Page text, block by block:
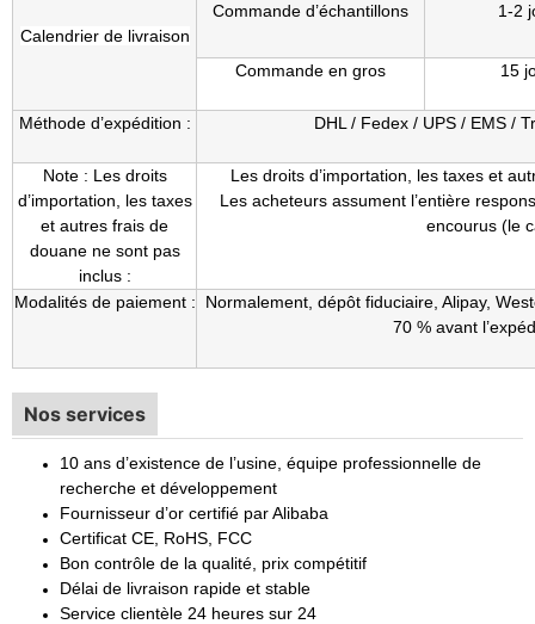
Calendrier de livraison
Commande d’échantillons 1-2
Commande en gros 15
Méthode d’expédition : DHL / Fedex / UPS / EMS /
Note : Les droits
d’importation, les taxes
et autres frais de
douane ne sont pas
inclus :
Les droits d’importation, les taxes et
Les acheteurs assument l’entière
encourus (le
Modalités de paiement :
Normalement, dépôt fiduciaire, Alipay,
70 % avant
Nos services
10 ans d’existence de l’usine, équipe professionnelle de
recherche et développement
Fournisseur d’or certifié par Alibaba
Certificat CE, RoHS, FCC
Bon contrôle de la qualité, prix compétitif
Délai de livraison rapide et stable
Service clientèle 24 heures sur 24